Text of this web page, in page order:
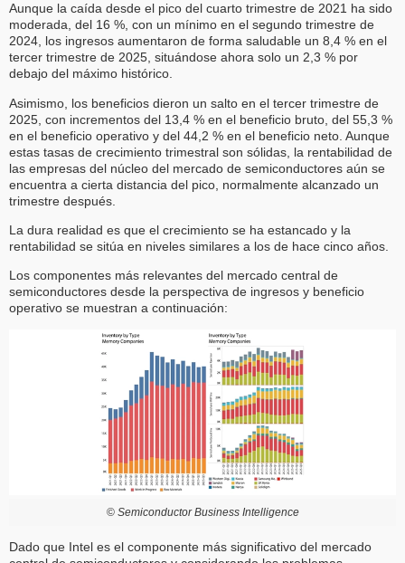
Aunque la caída desde el pico del cuarto trimestre de 2021 ha sido
moderada, del 16 %, con un mínimo en el segundo trimestre de
2024, los ingresos aumentaron de forma saludable un 8,4 % en el
tercer trimestre de 2025, situándose ahora solo un 2,3 % por
debajo del máximo histórico.
Asimismo, los beneficios dieron un salto en el tercer trimestre de
2025, con incrementos del 13,4 % en el beneficio bruto, del 55,3 %
en el beneficio operativo y del 44,2 % en el beneficio neto. Aunque
estas tasas de crecimiento trimestral son sólidas, la rentabilidad de
las empresas del núcleo del mercado de semiconductores aún se
encuentra a cierta distancia del pico, normalmente alcanzado un
trimestre después.
La dura realidad es que el crecimiento se ha estancado y la
rentabilidad se sitúa en niveles similares a los de hace cinco años.
Los componentes más relevantes del mercado central de
semiconductores desde la perspectiva de ingresos y beneficio
operativo se muestran a continuación:
© Semiconductor Business Intelligence
Dado que Intel es el componente más significativo del mercado